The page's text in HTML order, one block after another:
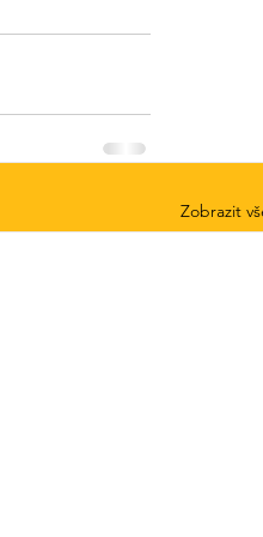
Zobrazit